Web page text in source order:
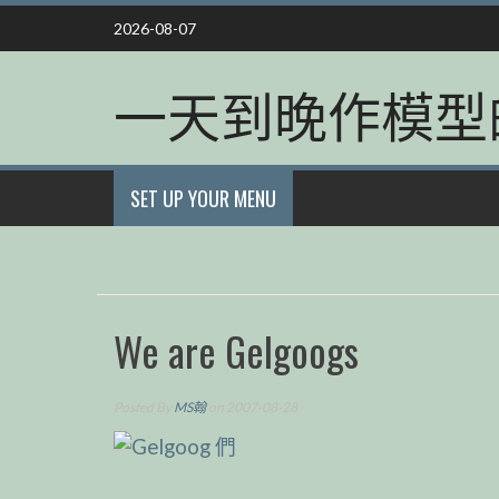
Skip
content
2026-08-07
一天到晚作模型
SET UP YOUR MENU
We are Gelgoogs
MS翰on 2007-08-28